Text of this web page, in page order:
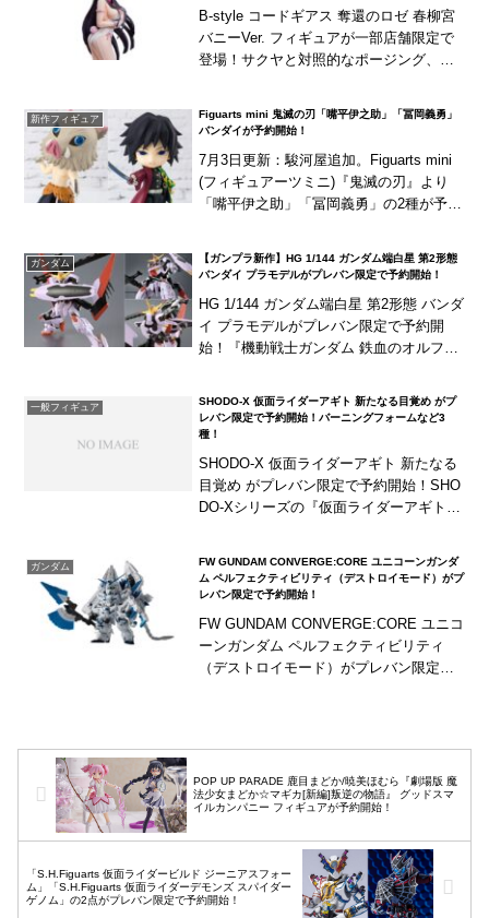
B-style コードギアス 奪還のロゼ 春柳宮
バニーVer. フィギュアが一部店舗限定で
登場！サクヤと対照的なポージング、対
ニ...
新作フィギュア
Figuarts mini 鬼滅の刃「嘴平伊之助」「冨岡義勇」
バンダイが予約開始！
7月3日更新：駿河屋追加。Figuarts mini
(フィギュアーツミニ)『鬼滅の刃』より
「嘴平伊之助」「冨岡義勇」の2種が予約
ガンダム
【ガンプラ新作】HG 1/144 ガンダム端白星 第2形態
バンダイ プラモデルがプレバン限定で予約開始！
HG 1/144 ガンダム端白星 第2形態 バンダ
イ プラモデルがプレバン限定で予約開
始！『機動戦士ガンダム 鉄血のオルフェ
部...
一般フィギュア
SHODO-X 仮面ライダーアギト 新たなる目覚め がプ
レバン限定で予約開始！バーニングフォームなど3
種！
SHODO-X 仮面ライダーアギト 新たなる
目覚め がプレバン限定で予約開始！SHO
DO-Xシリーズの『仮面ライダーアギト』
「仮...
ガンダム
FW GUNDAM CONVERGE:CORE ユニコーンガンダ
ム ペルフェクティビリティ（デストロイモード）がプ
レバン限定で予約開始！
FW GUNDAM CONVERGE:CORE ユニコ
ーンガンダム ペルフェクティビリティ
（デストロイモード）がプレバン限定で
POP UP PARADE 鹿目まどか/暁美ほむら『劇場版 魔
法少女まどか☆マギカ[新編]叛逆の物語』 グッドスマ
イルカンパニー フィギュアが予約開始！
「S.H.Figuarts 仮面ライダービルド ジーニアスフォー
ム」「S.H.Figuarts 仮面ライダーデモンズ スパイダー
ゲノム」の2点がプレバン限定で予約開始！